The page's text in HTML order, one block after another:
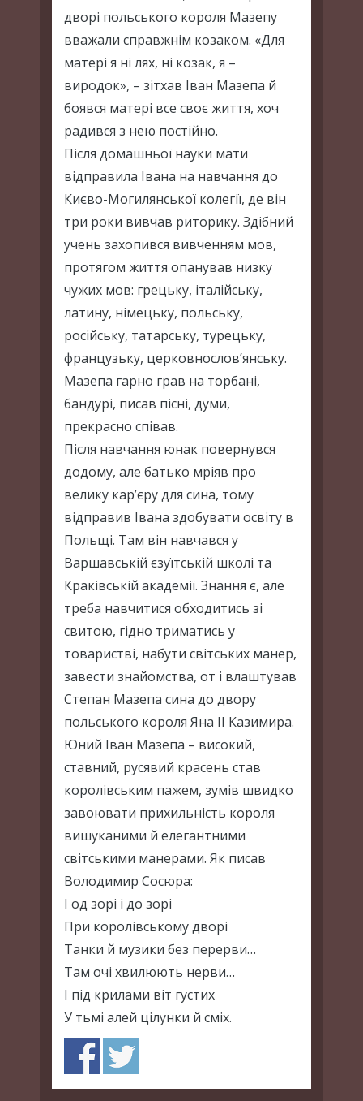
дворі польського короля Мазепу
вважали справжнім козаком. «Для
матері я ні лях, ні козак, я –
виродок», – зітхав Іван Мазепа й
боявся матері все своє життя, хоч
радився з нею постійно.
Після домашньої науки мати
відправила Івана на навчання до
Києво-Могилянської колегії, де він
три роки вивчав риторику. Здібний
учень захопився вивченням мов,
протягом життя опанував низку
чужих мов: грецьку, італійську,
латину, німецьку, польську,
російську, татарську, турецьку,
французьку, церковнослов’янську.
Мазепа гарно грав на торбані,
бандурі, писав пісні, думи,
прекрасно співав.
Після навчання юнак повернувся
додому, але батько мріяв про
велику кар’єру для сина, тому
відправив Івана здобувати освіту в
Польщі. Там він навчався у
Варшавській єзуїтській школі та
Краківській академії. Знання є, але
треба навчитися обходитись зі
свитою, гідно триматись у
товаристві, набути світських манер,
завести знайомства, от і влаштував
Степан Мазепа сина до двору
польського короля Яна II Казимира.
Юний Іван Мазепа – високий,
ставний, русявий красень став
королівським пажем, зумів швидко
завоювати прихильність короля
вишуканими й елегантними
світськими манерами. Як писав
Володимир Сосюра:
І од зорі і до зорі
При королівському дворі
Танки й музики без перерви…
Там очі хвилюють нерви…
І під крилами віт густих
У тьмі алей цілунки й сміх.